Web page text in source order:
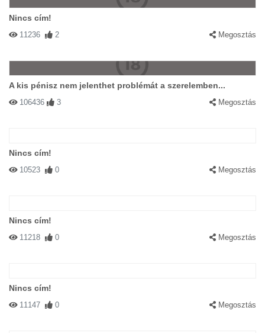
Nincs cím!
11236 2 Megosztás
A kis pénisz nem jelenthet problémát a szerelemben...
106436 3 Megosztás
Nincs cím!
10523 0 Megosztás
Nincs cím!
11218 0 Megosztás
Nincs cím!
11147 0 Megosztás